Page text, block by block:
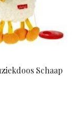
Schaap